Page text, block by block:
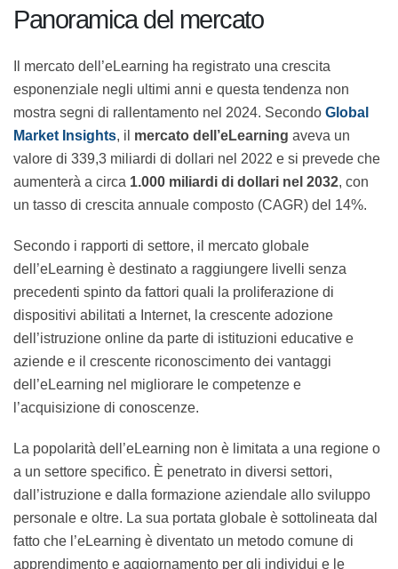
Panoramica del mercato
Il mercato dell’eLearning ha registrato una crescita
esponenziale negli ultimi anni e questa tendenza non
mostra segni di rallentamento nel 2024. Secondo
Global Market Insights, ilmercato dell’eLearning
aveva un valore di 339,3 miliardi di dollari nel 2022 e si
prevede che aumenterà a circa1.000 miliardi di
dollari nel 2032, con un tasso di crescita annuale
Secondo i rapporti di settore, il mercato globale
dell’eLearning è destinato a raggiungere livelli senza
precedenti spinto da fattori quali la proliferazione di
dispositivi abilitati a Internet, la crescente adozione
dell’istruzione online da parte di istituzioni educative e
aziende e il crescente riconoscimento dei vantaggi
dell’eLearning nel migliorare le competenze e
La popolarità dell’eLearning non è limitata a una
regione o a un settore specifico. È penetrato in diversi
settori, dall’istruzione e dalla formazione aziendale allo
sviluppo personale e oltre. La sua portata globale è
sottolineata dal fatto che l’eLearning è diventato un